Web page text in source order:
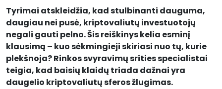
Tyrimai atskleidžia, kad stulbinanti dauguma,
daugiau nei pusė, kriptovaliutų investuotojų
negali gauti pelno. Šis reiškinys kelia esminį
klausimą – kuo sėkmingieji skiriasi nuo tų, kurie
plekšnoja? Rinkos svyravimų srities specialistai
teigia, kad baisių klaidų triada dažnai yra
daugelio kriptovaliutų sferos žlugimas.